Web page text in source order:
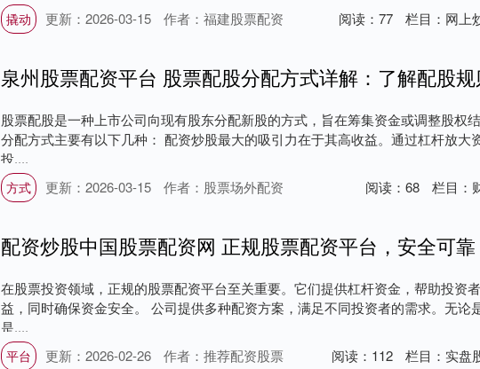
撬动 更新：2026-03-15 作者：福建股票配资 阅读： 77 栏目： 网上
股票配股是一种上市公司向现有股东分配新股的方式，旨在筹集资金或调整股权
分配方式主要有以下几种： 配资炒股最大的吸引力在于其高收益。通过杠杆放大
投....
方式 更新：2026-03-15 作者：股票场外配资 阅读： 68 栏目：
在股票投资领域，正规的股票配资平台至关重要。它们提供杠杆资金，帮助投资
益，同时确保资金安全。 公司提供多种配资方案，满足不同投资者的需求。无论
是....
平台 更新：2026-02-26 作者：推荐配资股票 阅读： 112 栏目： 实盘